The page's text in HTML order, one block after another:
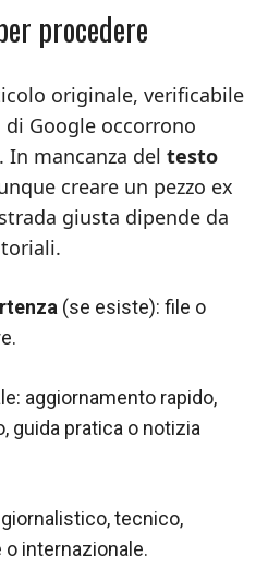
procedere
originale, verificabile
Google occorrono
In mancanza del testo
creare un pezzo ex
giusta dipende da
(se esiste): file o
aggiornamento rapido,
guida pratica o notizia
tecnico,
internazionale.